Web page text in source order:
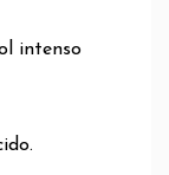
intenso